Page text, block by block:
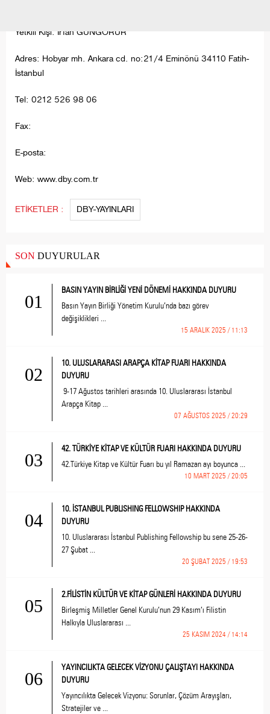
Yetkili Kişi: İrfan GÜNGÖRÜR
Adres: Hobyar mh. Ankara cd. no:21/4 Eminönü 34110 Fatih-
İstanbul
Tel: 0212 526 98 06
Fax:
E-posta:
Web: www.dby.com.tr
ETİKETLER : DBY-YAYINLARI
SON DUYURULAR
01
BASIN YAYIN BİRLİĞİ YENİ DÖNEMİ HAKKINDA DUYURU
Basın Yayın Birliği Yönetim Kurulu’nda bazı görev
değişiklikleri ...
15 ARALIK 2025 / 11:13
02
10. ULUSLARARASI ARAPÇA KİTAP FUARI HAKKINDA
DUYURU
9-17 Ağustos tarihleri arasında 10. Uluslararası İstanbul
Arapça Kitap ...
07 AĞUSTOS 2025 / 20:29
03
42. TÜRKİYE KİTAP VE KÜLTÜR FUARI HAKKINDA DUYURU
42.Türkiye Kitap ve Kültür Fuarı bu yıl Ramazan ayı boyunca ...
10 MART 2025 / 20:05
04
10. İSTANBUL PUBLISHING FELLOWSHIP HAKKINDA
DUYURU
10. Uluslararası İstanbul Publishing Fellowship bu sene 25-26-
27 Şubat ...
20 ŞUBAT 2025 / 19:53
05
2.FİLİSTİN KÜLTÜR VE KİTAP GÜNLERİ HAKKINDA DUYURU
Birleşmiş Milletler Genel Kurulu’nun 29 Kasım’ı Filistin
Halkıyla Uluslararası ...
25 KASIM 2024 / 14:14
06
YAYINCILIKTA GELECEK VİZYONU ÇALIŞTAYI HAKKINDA
DUYURU
Yayıncılıkta Gelecek Vizyonu: Sorunlar, Çözüm Arayışları,
Stratejiler ve ...